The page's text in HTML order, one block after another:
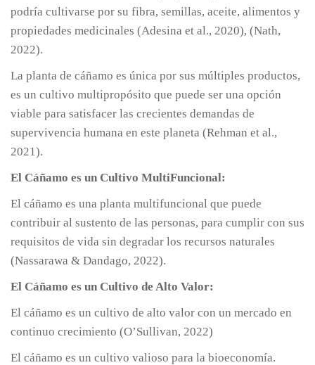
podría cultivarse por su fibra, semillas, aceite, alimentos y
propiedades medicinales (Adesina et al., 2020), (Nath,
2022).
La planta de cáñamo es única por sus múltiples productos,
es un cultivo multipropósito que puede ser una opción
viable para satisfacer las crecientes demandas de
supervivencia humana en este planeta (Rehman et al.,
2021).
El Cáñamo es un Cultivo MultiFuncional:
El cáñamo es una planta multifuncional que puede
contribuir al sustento de las personas, para cumplir con sus
requisitos de vida sin degradar los recursos naturales
(Nassarawa & Dandago, 2022).
El Cáñamo es un Cultivo de Alto Valor:
El cáñamo es un cultivo de alto valor con un mercado en
continuo crecimiento (O’Sullivan, 2022)
El cáñamo es un cultivo valioso para la bioeconomía.